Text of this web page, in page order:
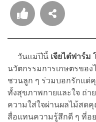
วันแม่ปีนี้ เจียไต๋ฟาร์ม
นวัตกรรมการเกษตรของ
ชวนลูก ๆ ร่วมบอกรักแ
ทั้งสุขภาพกายและใจ ถ่า
ความใส่ใจผ่านผลไม้สดคุ
สื่อแทนความรู้สึกดี ๆ ที่